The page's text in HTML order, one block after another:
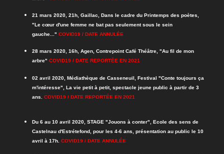
21 mars 2020, 21h, Gaillac, Dans le cadre du Printemps des poètes,
"Le cœur d'une femme ne bat pas seulement sous le sein
gauche..." COVID19 / DATE ANNULÉE
28 mars 2020, 16h, Agen, Contrepoint Café Théâtre, "Au fil de mon
arbre" COVID19 / DATE REPORTÉE EN 2021
02 avril 2020, Médiathèque de Casseneuil, Festival "Conte toujours ça
m'intéresse", La vie petit à petit, spectacle jeune public à partir de 3
ans. COVID19 / DATE REPORTÉE EN 2021
Du 6 au 10 avril 2020, STAGE "Jouons à conter", Ecole des sens de
Castelnau d'Estrétefond, pour les 4-6 ans, présentation au public le 10
avril à 17h. COVID19 / DATE ANNULÉE